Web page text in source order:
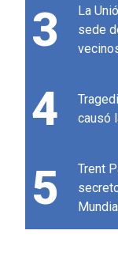
3
La
sede
4
causó
5
Trent